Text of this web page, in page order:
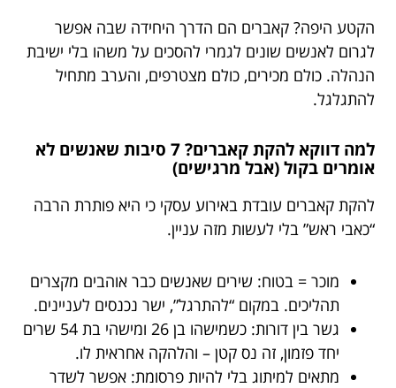
הקטע היפה? קאברים הם הדרך היחידה שבה אפשר
לגרום לאנשים שונים לגמרי להסכים על משהו בלי ישיבת
הנהלה. כולם מכירים, כולם מצטרפים, והערב מתחיל
להתגלגל.
למה דווקא להקת קאברים? 7 סיבות שאנשים לא
אומרים בקול (אבל מרגישים)
להקת קאברים עובדת באירוע עסקי כי היא פותרת הרבה
“כאבי ראש” בלי לעשות מזה עניין.
מוכר = בטוח: שירים שאנשים כבר אוהבים מקצרים
תהליכים. במקום “להתרגל”, ישר נכנסים לעניינים.
גשר בין דורות: כשמישהו בן 26 ומישהי בת 54 שרים
יחד פזמון, זה נס קטן – והלהקה אחראית לו.
מתאים למיתוג בלי להיות פרסומת: אפשר לשדר